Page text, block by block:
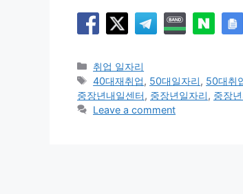
Categories
취업 일자리
Tags
40대재취업, 50대일자리, 50대취
중장년내일센터, 중장년일자리, 중장
Leave a comment